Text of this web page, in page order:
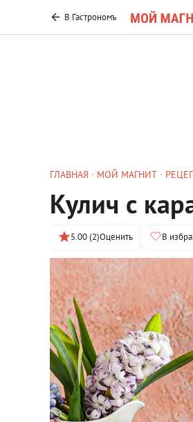
В Гастрономъ
ГЛАВНАЯ МОЙ МАГНИТ
Кулич с
5.00 (2)Оценить В